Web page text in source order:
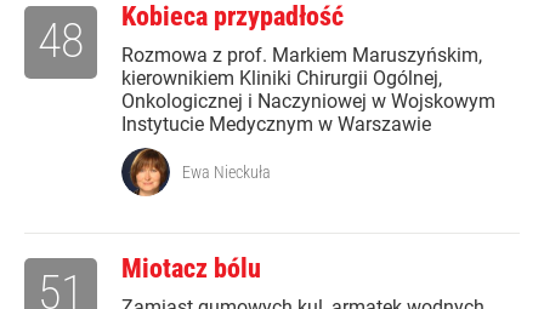
Kobieca przypadłość
Rozmowa z prof. Markiem Maruszyńskim,
kierownikiem Kliniki Chirurgii Ogólnej,
Onkologicznej i Naczyniowej w Wojskowym
Instytucie Medycznym w Warszawie
48
Ewa Nieckuła
Miotacz bólu
51